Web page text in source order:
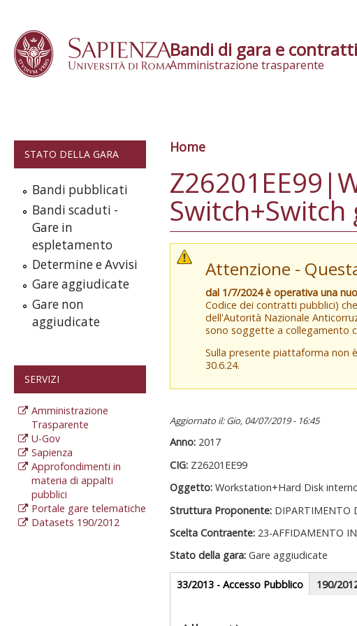
Bandi di gara e contratti
Amministrazione trasparente
STATO DELLA GARA
Bandi pubblicati
Bandi scaduti -
Gare in
espletamento
Determine e Avvisi
Gare aggiudicate
Gare non
aggiudicate
SERVIZI
Amministrazione
Trasparente
U-Gov
Sapienza
Approfondimenti in
materia di appalti
pubblici
Portale gare telematiche
Datasets 190/2012
Tu sei qui
Home
Switch+Switch
Attenzione -
dal 1/7/2024 è operativa una
Codice dei contratti pubblici)
dell'Autorità Nazionale
sono soggette a collegamento
Sulla presente piattaforma non
30.6.24.
Aggiornato il: Gio, 04/07/2019 - 16:45
Anno: 2017
CIG: Z26201EE99
Oggetto: Workstation+Hard Disk
Struttura Proponente: DIPARTIMENTO
Scelta Contraente: 23-AFFIDAMENTO
Stato della gara: Gare aggiudicate
Gare appalti
33/2013 - Accesso Pubblico(scheda
attiva)
190/